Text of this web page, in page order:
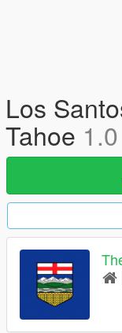
Los
Tahoe 1.0